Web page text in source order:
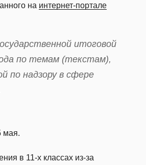
на интернет-портале
итоговой
по темам (текстам),
по надзору в сфере
мая.
в 11-х классах из-за